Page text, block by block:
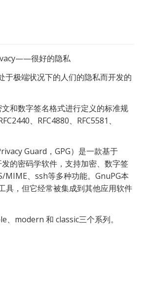
很好的隐私
于极端状况下的人们的隐私而开发的
和数字签名格式进行定义的标准规
、RFC4880、RFC5581、
Guard，GPG）是一款基于
的密码学软件，支持加密、数字签
MIME、ssh等多种功能。GnuPG本
具，但它经常被集成到其他应用软件
、modern 和 classic三个系列。